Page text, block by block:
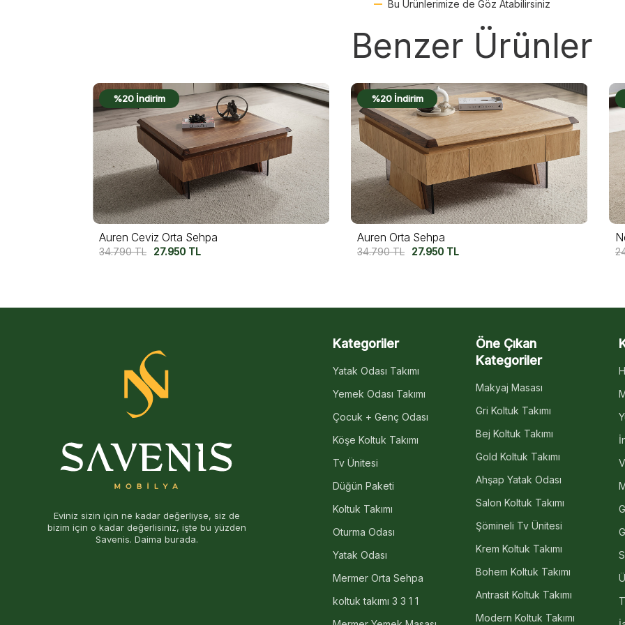
Bu Ürünlerimize de Göz Atabilirsiniz
Benzer Ürünler
%20 İndirim
Auren Orta Sehpa
34.790TL 27.950 TL
%20 İndirim
Nosta Orta Sehpa
24.490TL 19.500TL
Eviniz sizin için ne kadar değerliyse, siz de
bizim için o kadar değerlisiniz, işte bu yüzden
Savenis. Daima burada.
Kategoriler
Yatak Odası Takımı
Yemek Odası Takımı
Çocuk + Genç Odası
Köşe Koltuk Takımı
Tv Ünitesi
Düğün Paketi
Koltuk Takımı
Oturma Odası
Yatak Odası
Mermer Orta Sehpa
koltuk takımı 3 3 1 1
Öne Çıkan
Kategoriler
Makyaj Masası
Gri Koltuk Takımı
Bej Koltuk Takımı
Gold Koltuk Takımı
Ahşap Yatak Odası
Salon Koltuk Takımı
Şömineli Tv Ünitesi
Krem Koltuk Takımı
Bohem Koltuk Takımı
Antrasit Koltuk Takımı
Modern Koltuk Takımı